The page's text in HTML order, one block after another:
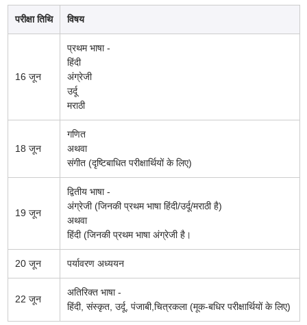
परीक्षा तिथि विषय
16 जून
प्रथम भाषा -
हिंदी
अंग्रेजी
उर्दू
मराठी
18 जून
गणित
अथवा
संगीत (दृष्टिबाधित परीक्षार्थियों के लिए)
19 जून
द्वितीय भाषा -
अंग्रेजी (जिनकी प्रथम भाषा हिंदी/उर्दू/मराठी है)
अथवा
हिंदी (जिनकी प्रथम भाषा अंग्रेजी है।
20 जून पर्यावरण अध्ययन
22 जून
अतिरिक्त भाषा -
हिंदी, संस्कृत, उर्दू, पंजाबी,चित्रकला (मूक-बधिर परीक्षार्थियों के लिए)